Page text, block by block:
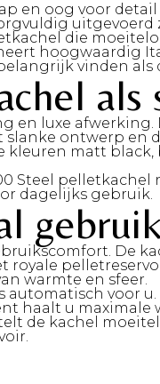
en oog voor
die
hoogwaardig
vinden als
en luxe
ontwerp en
kleuren matt
Steel
dagelijks gebruik.
De
warmte en sfeer.
voor
haalt u
de kachel